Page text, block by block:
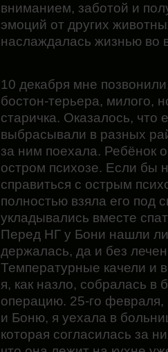
вниманием, заботой и
эмоций от других
наслаждалась жизнью во
10 декабря мне
бостон-терьера, милого,
старичка. Оказалось, что
выбрасывали в разных
за ним поехала. Ребёнок
остром психозе. Если бы
справиться с острым
полностью взяла его под
укладывались вместе
Перед НГ у Бони нашли
держалась, да и без
Температурные качели и
я, как назло, собралась в
операцию. 25-го февраля,
и Боню, я уехала в
которая согласилась за